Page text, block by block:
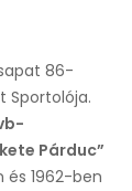
86-
Sportolója.
Párduc”
és 1962-ben